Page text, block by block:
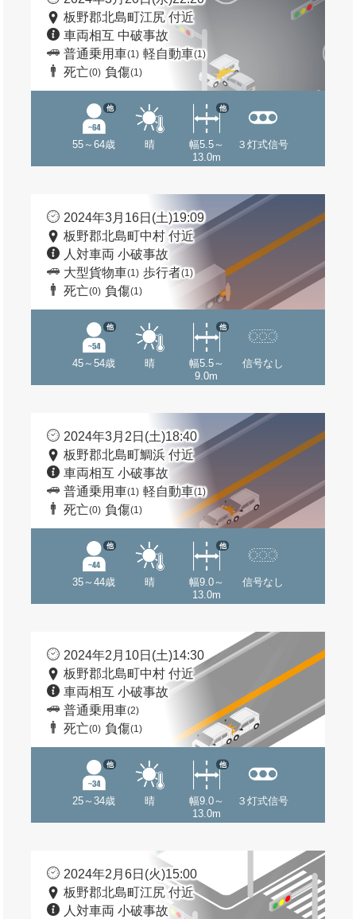
板野郡北島町江尻 付近
車両相互 中破事故
普通乗用車(1) 軽自動車(1)
死亡(0) 負傷(1)
55～64歳
他
晴
幅5.5～
13.0m
他
３灯式信号
2024年3月16日(土)19:09
板野郡北島町中村 付近
人対車両 小破事故
大型貨物車(1) 歩行者(1)
死亡(0) 負傷(1)
45～54歳
他
晴
幅5.5～
9.0m
他
信号なし
2024年3月2日(土)18:40
板野郡北島町鯛浜 付近
車両相互 小破事故
普通乗用車(1) 軽自動車(1)
死亡(0) 負傷(1)
35～44歳
他
晴
幅9.0～
13.0m
他
信号なし
2024年2月10日(土)14:30
板野郡北島町中村 付近
車両相互 小破事故
普通乗用車(2)
死亡(0) 負傷(1)
25～34歳
他
晴
幅9.0～
13.0m
他
３灯式信号
2024年2月6日(火)15:00
板野郡北島町江尻 付近
人対車両 小破事故